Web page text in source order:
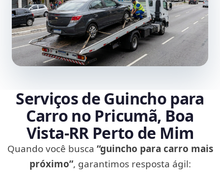
Serviços de Guincho para
Carro no Pricumã, Boa
Vista‑RR Perto de Mim
Quando você busca “guincho para carro mais
próximo”, garantimos resposta ágil: